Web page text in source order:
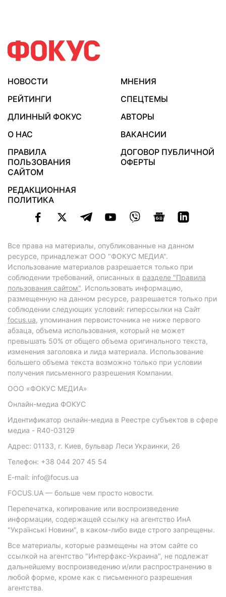
НОВОСТИ
МНЕНИЯ
РЕЙТИНГИ
СПЕЦТЕМЫ
ДЛИННЫЙ ФОКУС
АВТОРЫ
О НАС
ВАКАНСИИ
ПРАВИЛА
ПОЛЬЗОВАНИЯ
САЙТОМ
ДОГОВОР ПУБЛИЧНОЙ
ОФЕРТЫ
РЕДАКЦИОННАЯ
ПОЛИТИКА
Все права на материалы, опубликованные на данном
ресурсе, принадлежат ООО "ФОКУС МЕДИА".
Использование материалов разрешается только при
соблюдении требований, описанных в разделе "Правила
пользования сайтом". Использовать информацию,
размещенную на данном ресурсе, разрешается только при
соблюдении следующих условий: гиперссылки на Сайт
focus.ua, упоминания первоисточника не ниже первого
абзаца, объема использования, который не может
превышать 50% от общего объема оригинального текста,
изменения заголовка и лида материала. Использование
большего объема текста возможно только при условии
получения письменного разрешения Компании.
ООО «ФОКУС МЕДИА»
Онлайн-медиа ФОКУС
Идентификатор онлайн-медиа в Реестре субъектов в сфере
медиа - R40-03129
Адрес: 01133, г. Киев, бульвар Леси Украинки, 26
Телефон: +38 044 207 45 54
E-mail: info@focus.ua
FOCUS.UA — больше чем просто новости.
Перепечатка, копирование или воспроизведение
информации, содержащей ссылку на агентство ИнА
"Українські Новини", в каком-либо виде строго запрещены.
Все материалы, которые размещены на этом сайте со
ссылкой на агентство "Интерфакс-Украина", не подлежат
дальнейшему воспроизведению и/или распространению в
любой форме, кроме как с письменного разрешения
агентства.